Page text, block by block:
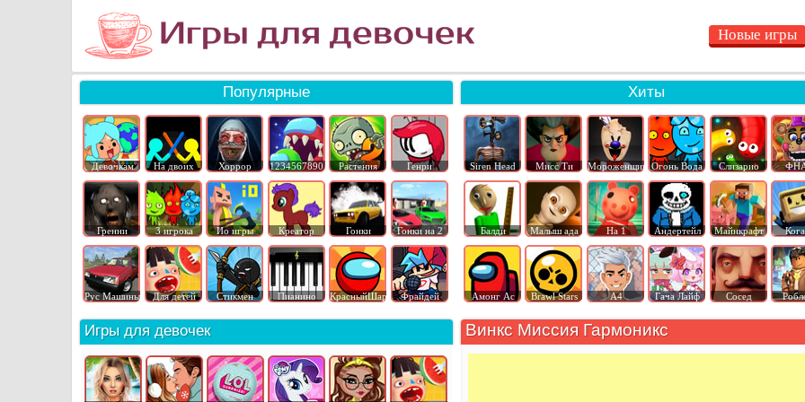
Новые игры
Популярные
Девочкам На двоих Хоррор 1234567890 Растения Генри
Гренни 3 игрока Ио игры Креатор Гонки Гонки на 2
Рус Машины Для детей Стикмен Пианино КрасныйШар Фрайдей
Хиты
Siren Head Мисс Ти Мороженщик Огонь Вода Слизарио
Балди Малыш ада На 1 Андертейл Майнкрафт
Амонг Ас Brawl Stars А4 Гача Лайф Сосед
Винкс Миссия Гармоникс
Игры для девочек